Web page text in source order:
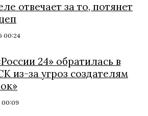
отвечает за то, потянет
00:24
24» обратилась в
из-за угроз создателям
00:09